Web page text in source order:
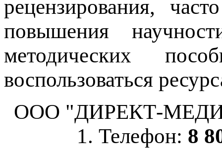
рецензирования,
повышения
методических
воспользоваться
ООО "ДИРЕКТ-
1. Телефон: 8